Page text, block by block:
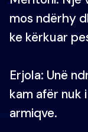
mos ndërhy
ke kërkuar
Erjola: Unë
kam afër nuk
armiqve.